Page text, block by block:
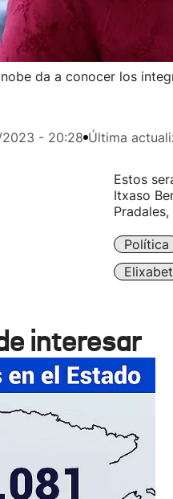
da a conocer los
- 20:28 Última
Estos
Itxaso
Política
interesar